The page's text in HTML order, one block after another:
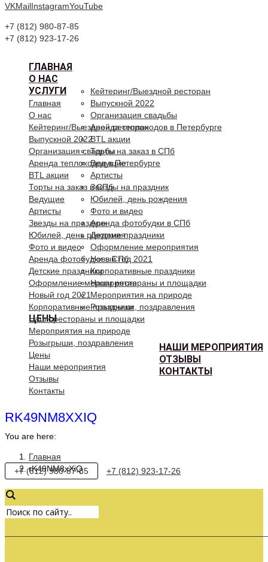
VKMailInstagramYouTube
+7 (812) 980-87-85
+7 (812) 923-17-26
ГЛАВНАЯ
О НАС
УСЛУГИ
Кейтеринг/Выездной ресторан
Выпускной 2022
Организация свадьбы
Аренда теплоходов в Петербурге
BTL акции
Торты на заказ в СПб
Ведущие
Артисты
Звезды на праздник
Юбилей, день рождения
Фото и видео
Аренда фотобудки в СПб
Детские праздники
Оформление мероприятия
Новый год 2021
Корпоративные праздники
Наши рестораны и площадки
Мероприятия на природе
Розыгрыши, поздравления
ЦЕНЫ
НАШИ МЕРОПРИЯТИЯ
ОТЗЫВЫ
КОНТАКТЫ
Главная
О нас
Кейтеринг/Выездной ресторан
Выпускной 2022
Организация свадьбы
Аренда теплоходов в Петербурге
BTL акции
Торты на заказ в СПб
Ведущие
Артисты
Звезды на праздник
Юбилей, день рождения
Фото и видео
Аренда фотобудки в СПб
Детские праздники
Оформление мероприятия
Новый год 2021
Корпоративные праздники
Наши рестораны и площадки
Мероприятия на природе
Розыгрыши, поздравления
Цены
Наши мероприятия
Отзывы
Контакты
RK49NM8XXIQ
You are here:
Главная
rK49NM8xXiQ
+7 (812) 980-87-85 +7 (812) 923-17-26